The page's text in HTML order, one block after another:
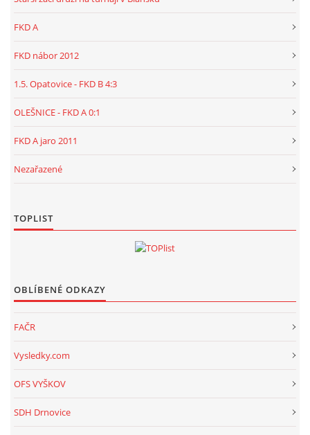
FKD A
FKD nábor 2012
1.5. Opatovice - FKD B 4:3
OLEŠNICE - FKD A 0:1
FKD A jaro 2011
Nezařazené
TOPLIST
OBLÍBENÉ ODKAZY
FAČR
Vysledky.com
OFS VYŠKOV
SDH Drnovice